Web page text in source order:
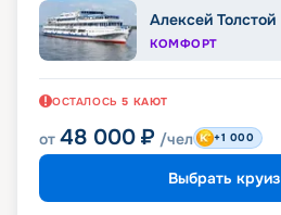
Алексей Толстой
КОМФОРТ
ОСТАЛОСЬ 5 КАЮТ
от 48 000 ₽ /чел +1 000
Выбрать круиз